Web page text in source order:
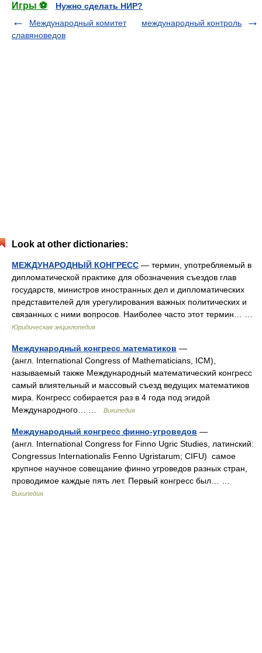
Игры ⚽
Нужно сделать НИР?
Международный комитет
славяноведов
международный контроль
Look at other dictionaries:
МЕЖДУНАРОДНЫЙ КОНГРЕСС — термин, употребляемый в
дипломатической практике для обозначения съездов глав
государств, министров иностранных дел и дипломатических
представителей для урегулирования важных политических и
связанных с ними вопросов. Наиболее часто этот термин… …
Юридическая энциклопедия
Международный конгресс математиков —
(англ. International Congress of Mathematicians, ICM),
называемый также Международный математический конгресс
самый влиятельный и массовый съезд ведущих математиков
мира. Конгресс собирается раз в 4 года под эгидой
Международного… …
Википедия
Международный конгресс финно-угроведов —
(англ. International Congress for Finno Ugric Studies, латинский:
Congressus Internationalis Fenno Ugristarum; CIFU) самое
крупное научное совещание финно угроведов разных стран,
проводимое каждые пять лет. Первый конгресс был… …
Википедия